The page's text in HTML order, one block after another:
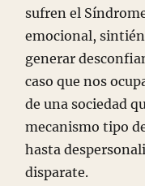
sufren el
emocional,
generar
caso que nos
de una sociedad
mecanismo tipo
hasta
disparate.